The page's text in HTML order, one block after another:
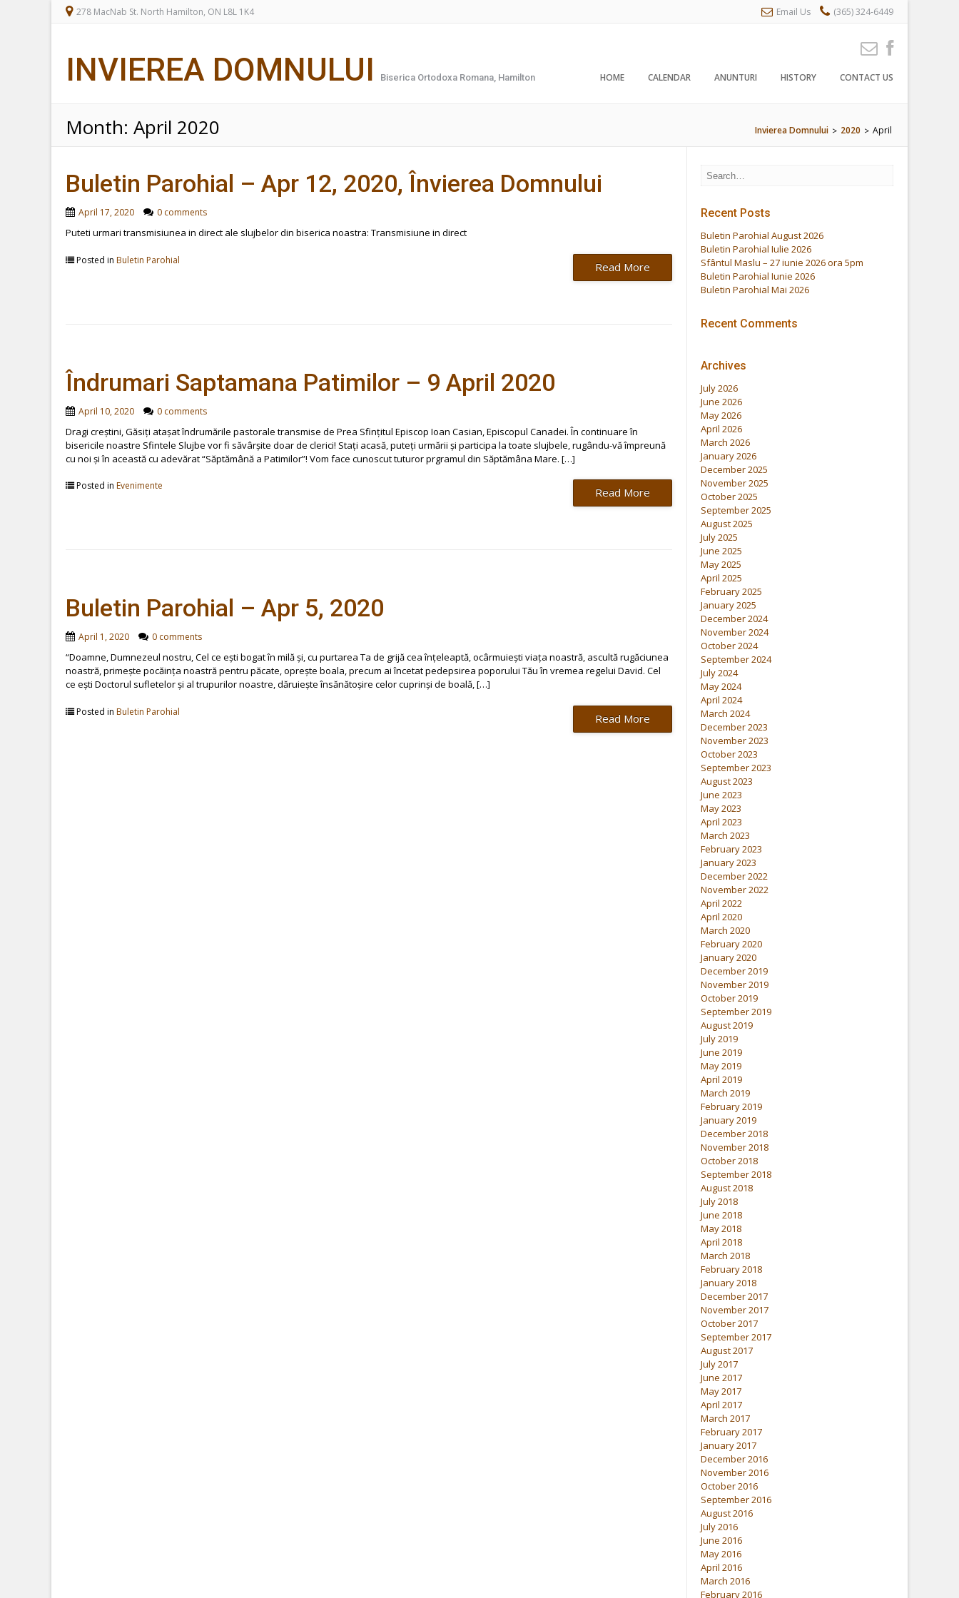
278 MacNab St. North Hamilton, ON L8L 1K4 Email Us (365) 324-6449
INVIEREA DOMNULUI Biserica Ortodoxa Romana, Hamilton HOME CALENDAR ANUNTURI HISTORY CONTACT US
Month: April 2020 Invierea Domnului > 2020 > April
Buletin Parohial – Apr 12, 2020, Învierea Domnului
April 17, 2020 0 comments
Puteti urmari transmisiunea in direct ale slujbelor din biserica noastra: Transmisiune in direct
Posted in Buletin Parohial Read More
Îndrumari Saptamana Patimilor – 9 April 2020
April 10, 2020 0 comments
Dragi creștini, Găsiți atașat îndrumările pastorale transmise de Prea Sfințitul Episcop Ioan Casian, Episcopul Canadei. În continuare în
bisericile noastre Sfintele Slujbe vor fi săvârșite doar de clerici! Stați acasă, puteți urmării și participa la toate slujbele, rugându-vă împreună
cu noi și în această cu adevărat “Săptămână a Patimilor”! Vom face cunoscut tuturor prgramul din Săptămâna Mare. […]
Posted in Evenimente Read More
Buletin Parohial – Apr 5, 2020
April 1, 2020 0 comments
“Doamne, Dumnezeul nostru, Cel ce ești bogat în milă și, cu purtarea Ta de grijă cea înțeleaptă, ocârmuiești viața noastră, ascultă rugăciunea
noastră, primește pocăința noastră pentru păcate, oprește boala, precum ai încetat pedepsirea poporului Tău în vremea regelui David. Cel
ce ești Doctorul sufletelor și al trupurilor noastre, dăruiește însănătoșire celor cuprinși de boală, […]
Posted in Buletin Parohial Read More
Recent Posts
Buletin Parohial August 2026
Buletin Parohial Iulie 2026
Sfântul Maslu – 27 iunie 2026 ora 5pm
Buletin Parohial Iunie 2026
Buletin Parohial Mai 2026
Recent Comments
Archives
July 2026
June 2026
May 2026
April 2026
March 2026
January 2026
December 2025
November 2025
October 2025
September 2025
August 2025
July 2025
June 2025
May 2025
April 2025
February 2025
January 2025
December 2024
November 2024
October 2024
September 2024
July 2024
May 2024
April 2024
March 2024
December 2023
November 2023
October 2023
September 2023
August 2023
June 2023
May 2023
April 2023
March 2023
February 2023
January 2023
December 2022
November 2022
April 2022
April 2020
March 2020
February 2020
January 2020
December 2019
November 2019
October 2019
September 2019
August 2019
July 2019
June 2019
May 2019
April 2019
March 2019
February 2019
January 2019
December 2018
November 2018
October 2018
September 2018
August 2018
July 2018
June 2018
May 2018
April 2018
March 2018
February 2018
January 2018
December 2017
November 2017
October 2017
September 2017
August 2017
July 2017
June 2017
May 2017
April 2017
March 2017
February 2017
January 2017
December 2016
November 2016
October 2016
September 2016
August 2016
July 2016
June 2016
May 2016
April 2016
March 2016
February 2016